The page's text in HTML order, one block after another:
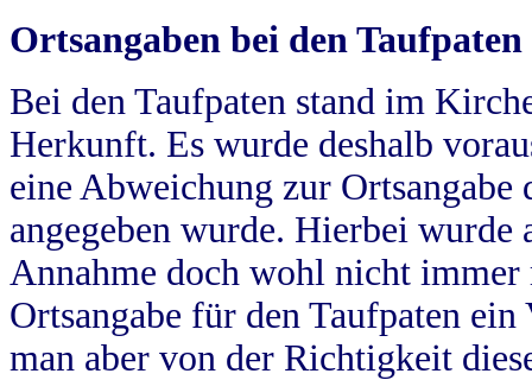
Ortsangaben bei den Taufpaten
Bei den Taufpaten stand im
Herkunft. Es wurde deshalb
eine Abweichung zur
angegeben wurde. Hierbei wurde
Annahme doch wohl nicht
Ortsangabe für den Taufpaten
man aber von der Richtigkeit